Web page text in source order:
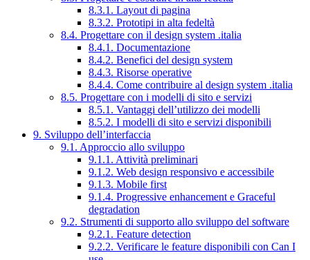
8.3.1. Layout di pagina
8.3.2. Prototipi in alta fedeltà
8.4. Progettare con il design system .italia
8.4.1. Documentazione
8.4.2. Benefici del design system
8.4.3. Risorse operative
8.4.4. Come contribuire al design system .italia
8.5. Progettare con i modelli di sito e servizi
8.5.1. Vantaggi dell’utilizzo dei modelli
8.5.2. I modelli di sito e servizi disponibili
9. Sviluppo dell’interfaccia
9.1. Approccio allo sviluppo
9.1.1. Attività preliminari
9.1.2. Web design responsivo e accessibile
9.1.3. Mobile first
9.1.4. Progressive enhancement e Graceful
degradation
9.2. Strumenti di supporto allo sviluppo del software
9.2.1. Feature detection
9.2.2. Verificare le feature disponibili con Can I